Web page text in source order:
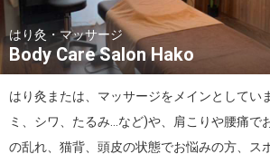
はり灸・マッサージ
Body Care Salon Hako
はり灸または、マッサージをメインとしてい
ミ、シワ、たるみ…など)や、肩こりや腰痛で
の乱れ、猫背、頭皮の状態でお悩みの方、ス